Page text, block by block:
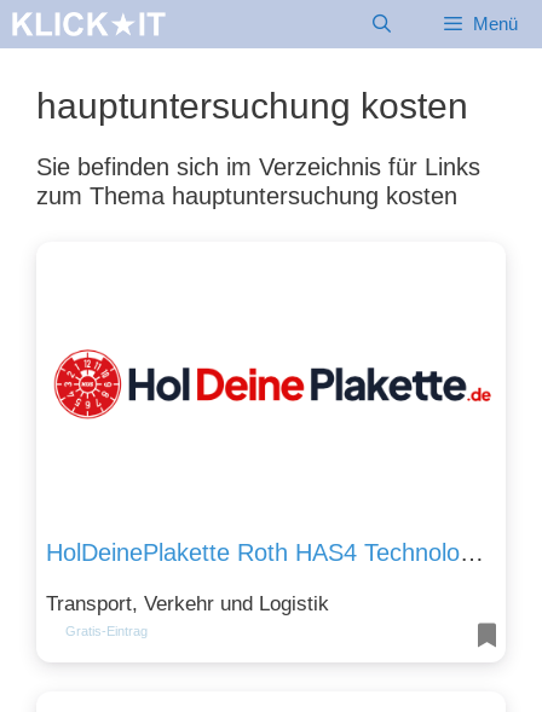
Zum
Inhalt
Menü
hauptuntersuchung kosten
Sie befinden sich im Verzeichnis für Links
zum Thema hauptuntersuchung kosten
HolDeinePlakette Roth HAS4 Technologies Nürnberg GmbH – HU AU (Hauptuntersuchung) Roth mit Hol- & Bringservice
Transport, Verkehr und Logistik
Gratis-Eintrag